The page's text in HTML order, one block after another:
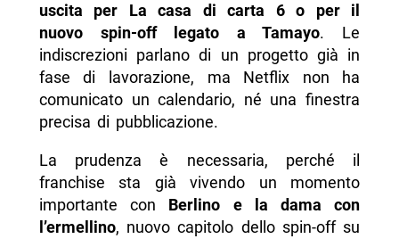
uscita per La casa di carta 6 o per il
nuovo spin-off legato a Tamayo. Le
indiscrezioni parlano di un progetto già in
fase di lavorazione, ma Netflix non ha
comunicato un calendario, né una finestra
precisa di pubblicazione.
La prudenza è necessaria, perché il
franchise sta già vivendo un momento
importante con Berlino e la dama con
l’ermellino, nuovo capitolo dello spin-off su